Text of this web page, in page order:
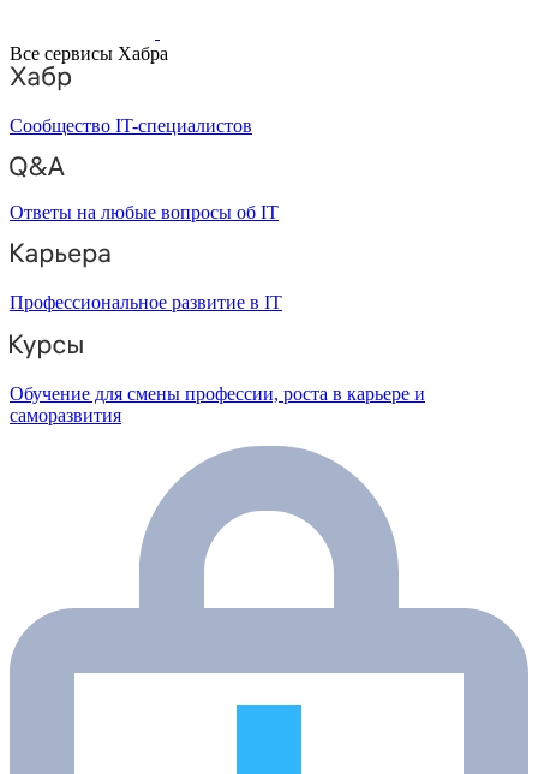
Все сервисы Хабра
Сообщество IT-специалистов
Ответы на любые вопросы об IT
Профессиональное развитие в IT
Обучение для смены профессии, роста в карьере и
саморазвития